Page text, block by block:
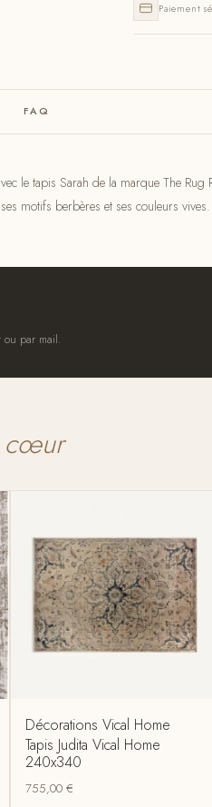
Paiement
FAQ
le tapis Sarah de la marque The
motifs berbères et ses couleurs vives.
par mail.
cœur
Décorations Vical Home
Tapis Judita Vical Home
240x340
755,00€